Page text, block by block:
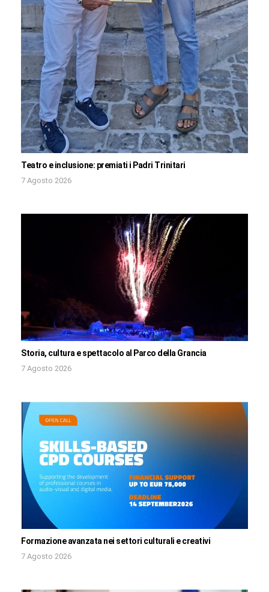
Teatro e inclusione: premiati i Padri Trinitari
7 Agosto 2026
Storia, cultura e spettacolo al Parco della Grancia
7 Agosto 2026
Formazione avanzata nei settori culturali e creativi
7 Agosto 2026